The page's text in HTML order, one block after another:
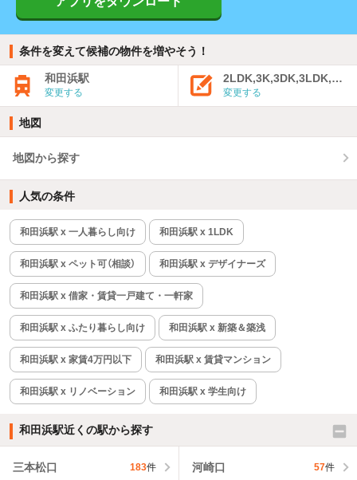
条件を変えて候補の物件を増やそう！
和田浜駅
変更する 変更する
地図
地図から探す
人気の条件
和田浜駅 x 一人暮らし向け 和田浜駅 x 1LDK
和田浜駅 x ペット可（相談） 和田浜駅 x デザイナーズ
和田浜駅 x 借家・賃貸一戸建て・一軒家
和田浜駅 x ふたり暮らし向け 和田浜駅 x 新築＆築浅
和田浜駅 x 家賃4万円以下 和田浜駅 x 賃貸マンション
和田浜駅 x リノベーション 和田浜駅 x 学生向け
和田浜駅近くの駅から探す
三本松口 183件 河崎口 57件